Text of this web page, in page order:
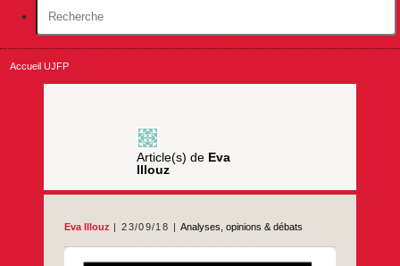
Accueil UJFP
Article(s) de Eva
Illouz
Eva Illouz 23/09/18 Analyses, opinions & débats